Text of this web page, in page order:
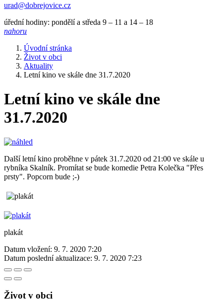
urad@dobrejovice.cz
úřední hodiny: pondělí a středa 9 – 11 a 14 – 18
nahoru
Úvodní stránka
Život v obci
Aktuality
Letní kino ve skále dne 31.7.2020
Letní kino ve skále dne
31.7.2020
Další letní kino proběhne v pátek 31.7.2020 od 21:00 ve skále u
rybníka Skalník. Promítat se bude komedie Petra Kolečka "Přes
prsty". Popcorn bude ;-)
plakát
Datum vložení: 9. 7. 2020 7:20
Datum poslední aktualizace: 9. 7. 2020 7:23
Život v obci